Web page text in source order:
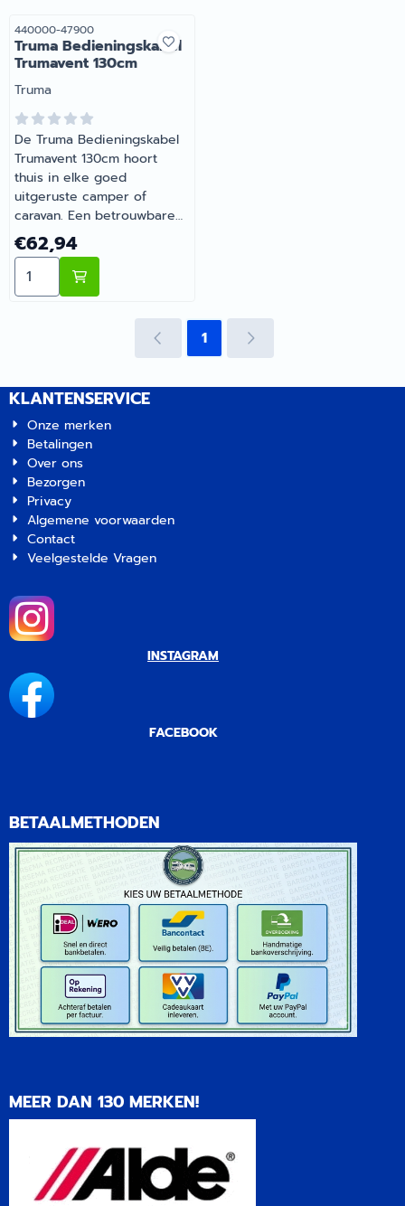
Artikelnummer
440000-47900
Truma Bedieningskabel
Trumavent 130cm
Merk:
Truma
De Truma Bedieningskabel
Trumavent 130cm hoort
thuis in elke goed
uitgeruste camper of
caravan. Een betrouwbare
keuze voor onderweg en
op de camping. Heb je
vragen over de juiste
keuze? Barsema Recreatie
Prijs: 62,94
€62,94
Aantal kiezen voor Truma Bedieningskabel Trumavent
1
KLANTENSERVICE
Onze merken
Betalingen
Over ons
Bezorgen
Privacy
Algemene voorwaarden
Contact
Veelgestelde Vragen
INSTAGRAM
FACEBOOK
BETAALMETHODEN
MEER DAN 130 MERKEN!